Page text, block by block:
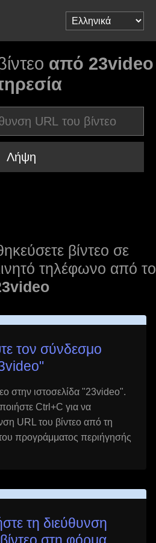
από 23video
Λήψη
βίντεο σε
τηλέφωνο από το
τον σύνδεσμο
"
στην ιστοσελίδα "23video".
Ctrl+C για να
URL του βίντεο από τη
προγράμματος περιήγησής
τη διεύθυνση